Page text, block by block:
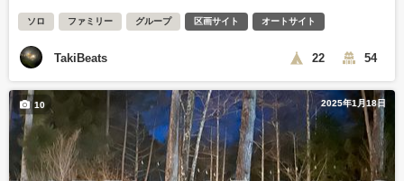
ソロ ファミリー グループ 区画サイト オートサイト
TakiBeats 22 54
2025年1月18日
10